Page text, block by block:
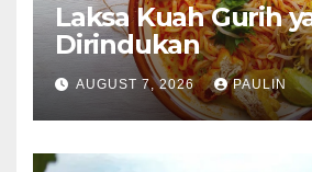
Laksa Kuah Gurih
Dirindukan
AUGUST 7, 2026 PAULIN